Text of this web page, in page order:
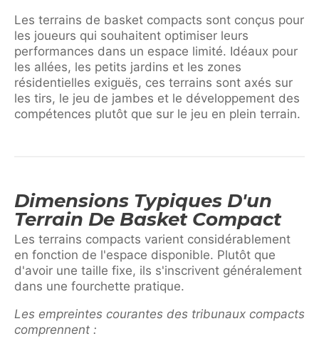
Les terrains de basket compacts sont conçus pour
les joueurs qui souhaitent optimiser leurs
performances dans un espace limité. Idéaux pour
les allées, les petits jardins et les zones
résidentielles exiguës, ces terrains sont axés sur
les tirs, le jeu de jambes et le développement des
compétences plutôt que sur le jeu en plein terrain.
Dimensions Typiques D'un
Terrain De Basket Compact
Les terrains compacts varient considérablement
en fonction de l'espace disponible. Plutôt que
d'avoir une taille fixe, ils s'inscrivent généralement
dans une fourchette pratique.
Les empreintes courantes des tribunaux compacts
comprennent :